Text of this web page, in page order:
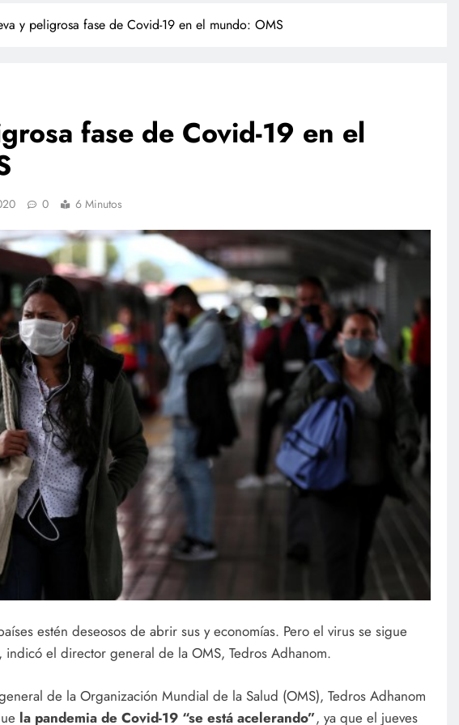
y peligrosa fase de Covid-19 en el mundo: OMS
fase de Covid-19 en el
0 6 Minutos
estén deseosos de abrir sus y economías. Pero el virus se sigue
el director general de la OMS, Tedros Adhanom.
de la Organización Mundial de la Salud (OMS), Tedros Adhanom
la pandemia de Covid-19 “se está acelerando”, ya que el jueves
para la regulación de
estará lista a finales
Sheinbaum
2026
Camionazo en Sonora deja un
muerto y 39 lesionados en la
carretera Obregón-Empalme
julio 27, 2026